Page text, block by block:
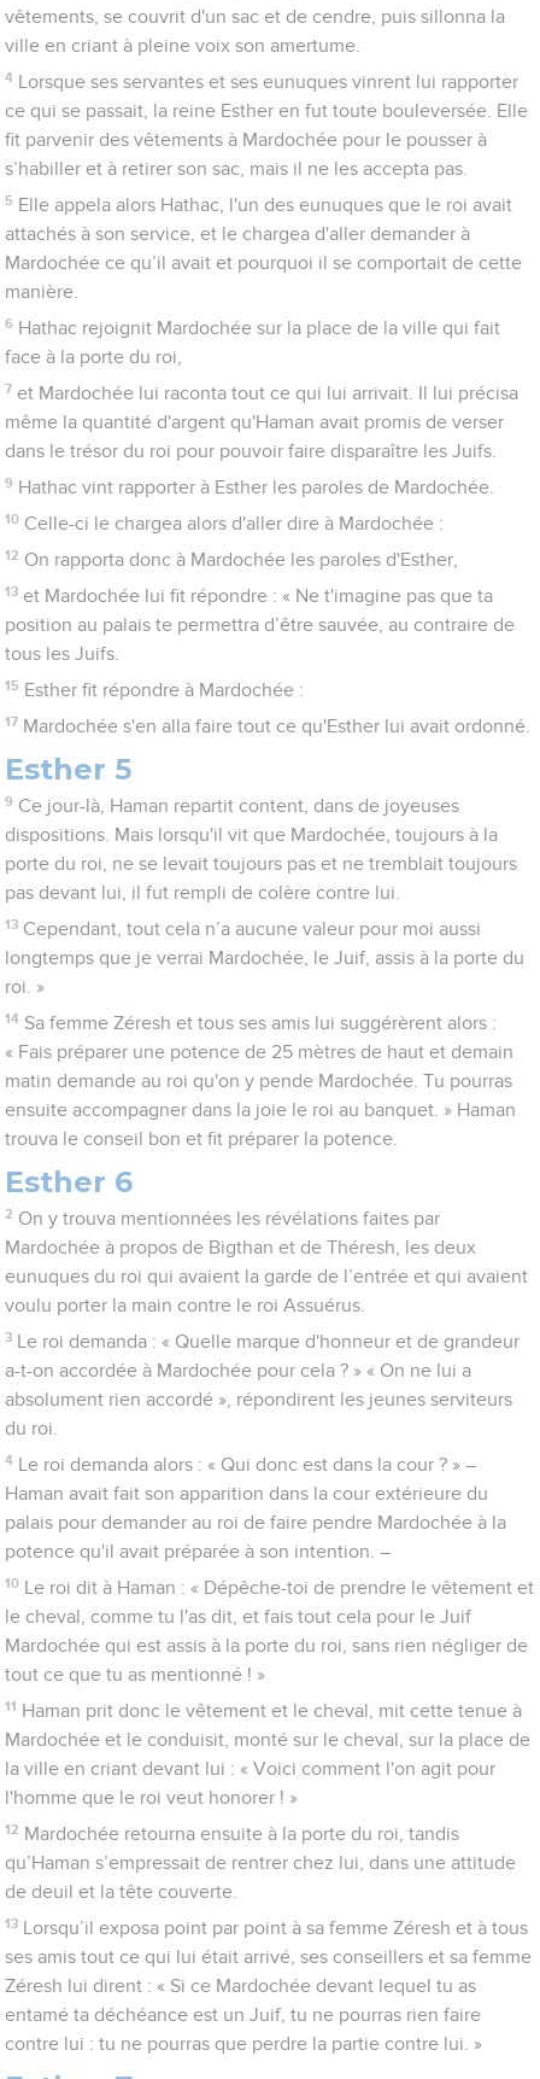
vêtements, se couvrit d'un sac et de cendre, puis sillonna la
ville en criant à pleine voix son amertume.
4
Lorsque ses servantes et ses eunuques vinrent lui rapporter
ce qui se passait, la reine Esther en fut toute bouleversée. Elle
fit parvenir des vêtements à Mardochée pour le pousser à
s’habiller et à retirer son sac, mais il ne les accepta pas.
5 Elle appela alors Hathac, l'un des eunuques que le roi avait
attachés à son service, et le chargea d'aller demander à
Mardochée ce qu’il avait et pourquoi il se comportait de cette
manière.
6 Hathac rejoignit Mardochée sur la place de la ville qui fait
face à la porte du roi,
7 et Mardochée lui raconta tout ce qui lui arrivait. Il lui précisa
même la quantité d'argent qu'Haman avait promis de verser
dans le trésor du roi pour pouvoir faire disparaître les Juifs.
9 Hathac vint rapporter à Esther les paroles de Mardochée.
10 Celle-ci le chargea alors d'aller dire à Mardochée :
12 On rapporta donc à Mardochée les paroles d'Esther,
13 et Mardochée lui fit répondre : « Ne t'imagine pas que ta
position au palais te permettra d’être sauvée, au contraire de
tous les Juifs.
15 Esther fit répondre à Mardochée :
17 Mardochée s'en alla faire tout ce qu'Esther lui avait ordonné.
Esther 5
9 Ce jour-là, Haman repartit content, dans de joyeuses
dispositions. Mais lorsqu'il vit que Mardochée, toujours à la
porte du roi, ne se levait toujours pas et ne tremblait toujours
pas devant lui, il fut rempli de colère contre lui.
13 Cependant, tout cela n’a aucune valeur pour moi aussi
longtemps que je verrai Mardochée, le Juif, assis à la porte du
roi. »
14 Sa femme Zéresh et tous ses amis lui suggérèrent alors :
« Fais préparer une potence de 25 mètres de haut et demain
matin demande au roi qu'on y pende Mardochée. Tu pourras
ensuite accompagner dans la joie le roi au banquet. » Haman
trouva le conseil bon et fit préparer la potence.
Esther 6
2 On y trouva mentionnées les révélations faites par
Mardochée à propos de Bigthan et de Théresh, les deux
eunuques du roi qui avaient la garde de l’entrée et qui avaient
voulu porter la main contre le roi Assuérus.
3
Le roi demanda : « Quelle marque d'honneur et de grandeur
a-t-on accordée à Mardochée pour cela ? » « On ne lui a
absolument rien accordé », répondirent les jeunes serviteurs
du roi.
4
Le roi demanda alors : « Qui donc est dans la cour ? » –
Haman avait fait son apparition dans la cour extérieure du
palais pour demander au roi de faire pendre Mardochée à la
potence qu'il avait préparée à son intention. –
10
Le roi dit à Haman : « Dépêche-toi de prendre le vêtement et
le cheval, comme tu l'as dit, et fais tout cela pour le Juif
Mardochée qui est assis à la porte du roi, sans rien négliger de
tout ce que tu as mentionné ! »
11 Haman prit donc le vêtement et le cheval, mit cette tenue à
Mardochée et le conduisit, monté sur le cheval, sur la place de
la ville en criant devant lui : « Voici comment l'on agit pour
l'homme que le roi veut honorer ! »
12 Mardochée retourna ensuite à la porte du roi, tandis
qu’Haman s’empressait de rentrer chez lui, dans une attitude
de deuil et la tête couverte.
13
Lorsqu’il exposa point par point à sa femme Zéresh et à tous
ses amis tout ce qui lui était arrivé, ses conseillers et sa femme
Zéresh lui dirent : « Si ce Mardochée devant lequel tu as
entamé ta déchéance est un Juif, tu ne pourras rien faire
contre lui : tu ne pourras que perdre la partie contre lui. »